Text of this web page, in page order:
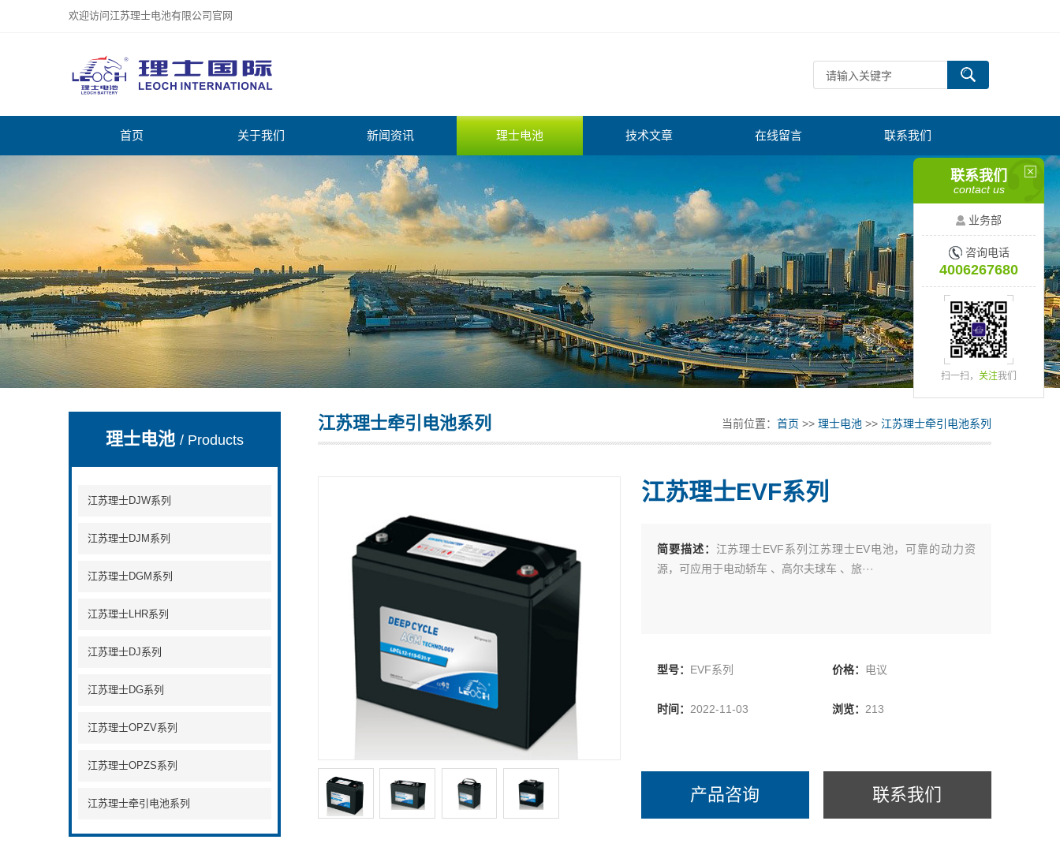
欢迎访问江苏理士电池有限公司官网
首页 关于我们 新闻资讯 理士电池 技术文章 在线留言 联系我们
理士电池/ Products
江苏理士DJW系列
江苏理士DJM系列
江苏理士DGM系列
江苏理士LHR系列
江苏理士DJ系列
江苏理士DG系列
江苏理士OPZV系列
江苏理士OPZS系列
江苏理士牵引电池系列
江苏理士牵引电池系列 当前位置： 首页 >> 理士电池 >> 江苏理士牵引电池系列
江苏理士EVF系列
简要描述： 江苏理士EVF系列江苏理士EV电池，可靠的动力资
源，可应用于电动轿车 、高尔夫球车 、旅···
型号： EVF系列 价格： 电议
时间： 2022-11-03 浏览： 213
产品咨询 联系我们
联系我们
contact us
业务部
咨询电话
4006267680
扫一扫， 关注我们